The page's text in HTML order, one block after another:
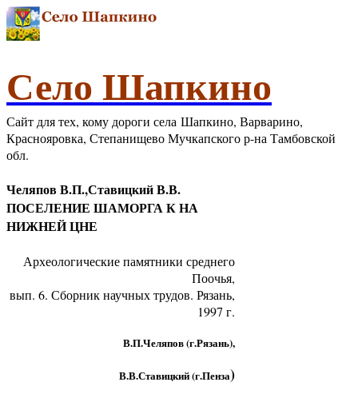
Село Шапкино
Сайт для тех, кому дороги села Шапкино, Варварино,
Краснояровка, Степанищево Мучкапского р-на Тамбовской
обл.
Челяпов В.П.,Ставицкий В.В.
ПОСЕЛЕНИЕ ШАМОРГА К НА
НИЖНЕЙ ЦНЕ
Археологические памятники среднего
Поочья,
вып. 6. Сборник научных трудов. Рязань,
1997 г.
В.П.Челяпов (г.Рязань),
В.В.Ставицкий (г.Пенза)